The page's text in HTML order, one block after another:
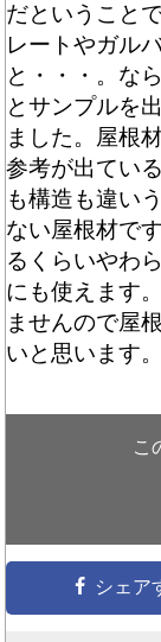
だということ
レートやガル
と・・・。な
とサンプルを
ました。 屋根
参考が出てい
も構造も違い
ない屋根材で
るくらいやわ
にも使えます
ませんので屋
いと思います。
こ
シェア